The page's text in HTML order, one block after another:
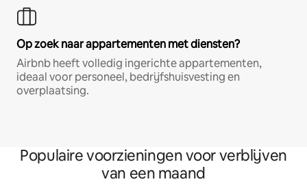
Op zoek naar appartementen met diensten?
Airbnb heeft volledig ingerichte appartementen,
ideaal voor personeel, bedrijfshuisvesting en
overplaatsing.
Populaire voorzieningen voor verblijven
van een maand